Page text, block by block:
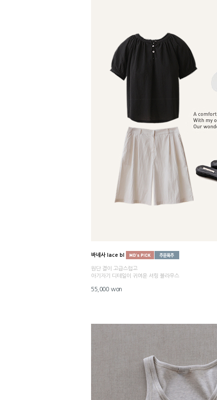
바네사 lace bl
원단 결이 고급스럽고
아기자기 디테일이 귀여운 셔링 블라우스
55,000 won